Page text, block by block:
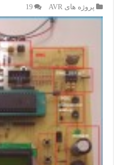
پروژه های AVR 19